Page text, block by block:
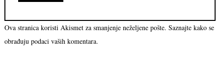
Ova stranica koristi Akismet za smanjenje neželjene pošte. Saznajte kako se
obrađuju podaci vaših komentara.